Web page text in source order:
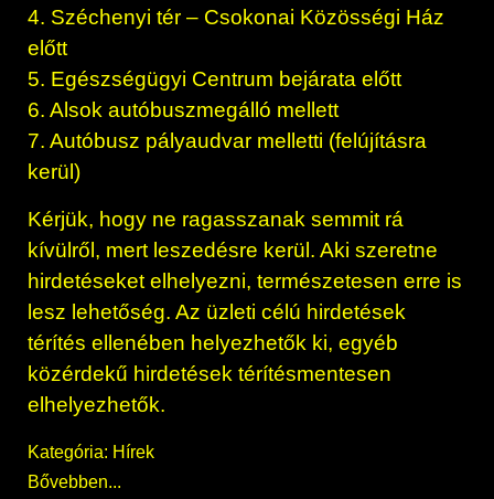
4. Széchenyi tér – Csokonai Közösségi Ház
előtt
5. Egészségügyi Centrum bejárata előtt
6. Alsok autóbuszmegálló mellett
7. Autóbusz pályaudvar melletti (felújításra
kerül)
Kérjük, hogy ne ragasszanak semmit rá
kívülről, mert leszedésre kerül. Aki szeretne
hirdetéseket elhelyezni, természetesen erre is
lesz lehetőség. Az üzleti célú hirdetések
térítés ellenében helyezhetők ki, egyéb
közérdekű hirdetések térítésmentesen
elhelyezhetők.
Kategória: Hírek
Bővebben...